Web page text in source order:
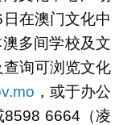
在澳门文化中
多间学校及文
询可浏览文化
，或于办公
8598 6664（凌